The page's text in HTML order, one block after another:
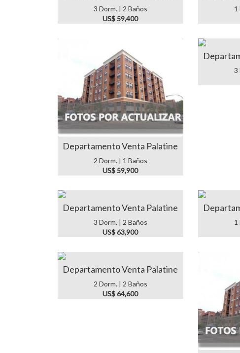
3 Dorm. | 2 Baños
US$ 59,400
1
Departamento Venta Palatine
2 Dorm. | 1 Baños
US$ 59,900
3
Departamento Venta Palatine
3 Dorm. | 2 Baños
US$ 63,900
1
Departamento Venta Palatine
2 Dorm. | 2 Baños
US$ 64,600